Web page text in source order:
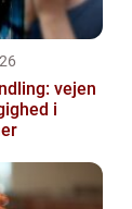
vejen
i